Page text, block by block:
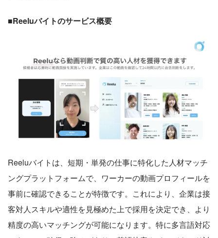
■Reeluバイトのサービス概要
Reeluバイトは、短期・単発の仕事に特化した人材マッチ
ングプラットフォームで、ワーカーの動画プロフィールを
事前に確認できることが特徴です。これにより、企業は接
客対人スキルや適性を見極めた上で採用を決定でき、より
精度の高いマッチングが可能になります。特に多言語対応